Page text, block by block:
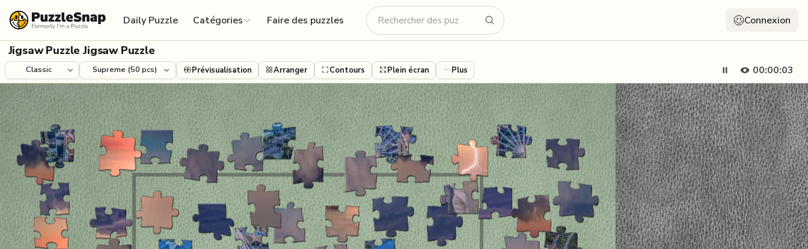
Daily Puzzle
Catégories Faire des puzzles Connexion
Jigsaw Puzzle Jigsaw Puzzle
00:00:04
Prévisualisation Arranger Contours Plein écran Plus